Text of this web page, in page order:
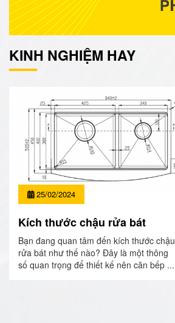
KINH NGHIỆM HAY
25/02/2024
Kích thước chậu rửa bát
Bạn đang quan tâm đến kích thước chậu
rửa bát như thế nào? Đây là một thông
số quan trọng để thiết kế nên căn bếp ...